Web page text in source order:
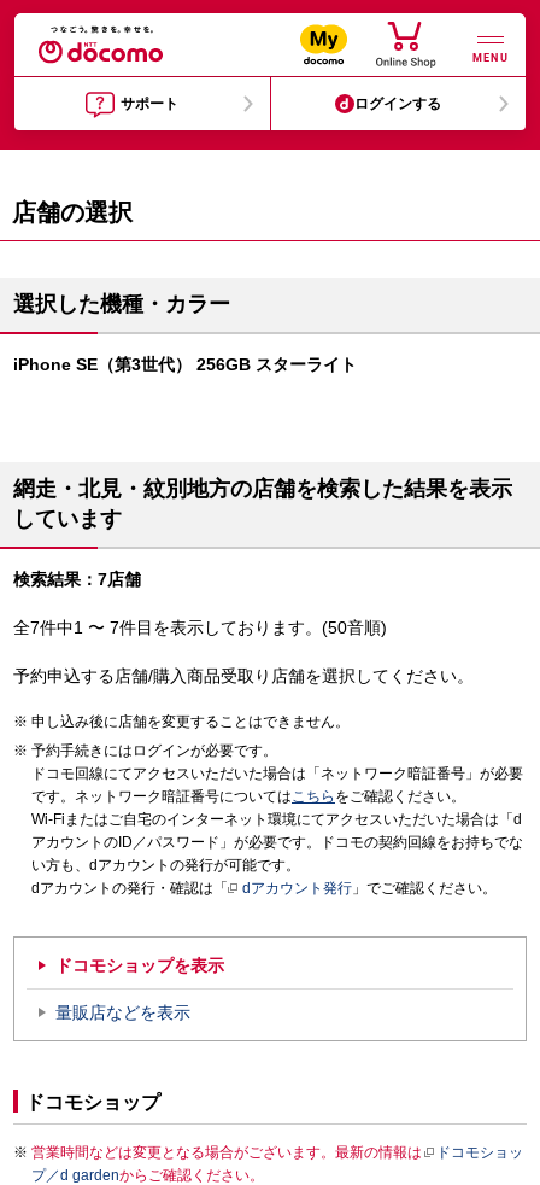
MENU
サポート ログインする
店舗の選択
選択した機種・カラー
iPhone SE（第3世代） 256GB スターライト
網走・北見・紋別地方の店舗を検索した結果を表示
しています
検索結果：7店舗
全7件中1 〜 7件目を表示しております。(50音順)
予約申込する店舗/購入商品受取り店舗を選択してください。
申し込み後に店舗を変更することはできません。
予約手続きにはログインが必要です。
ドコモ回線にてアクセスいただいた場合は「ネットワーク暗証番号」が必要
です。ネットワーク暗証番号についてはこちら をご確認ください。
Wi-Fiまたはご自宅のインターネット環境にてアクセスいただいた場合は「d
アカウントのID／パスワード」が必要です。ドコモの契約回線をお持ちでな
い方も、dアカウントの発行が可能です。
dアカウントの発行・確認は「
dアカウント発行 」でご確認ください。
ドコモショップを表示
量販店などを表示
ドコモショップ
営業時間などは変更となる場合がございます。最新の情報は
ドコモショッ
プ／d gardenからご確認ください。